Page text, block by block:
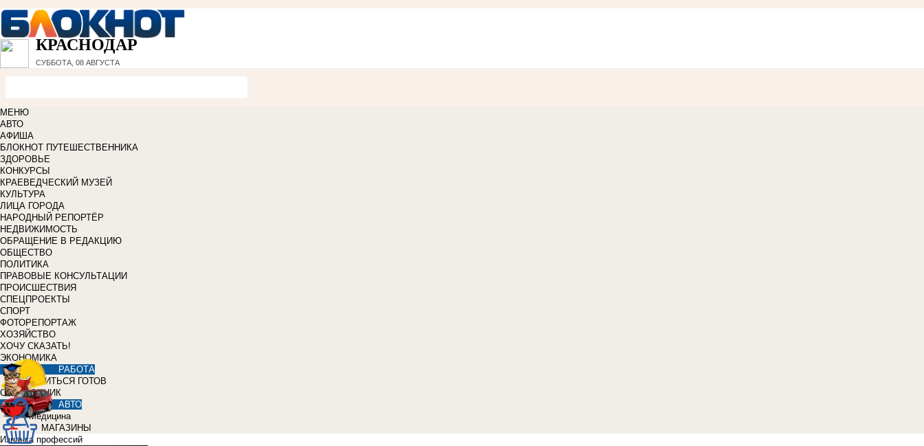
КРАСНОДАР
СУББОТА, 08 АВГУСТА
МЕНЮ
АВТО
АФИША
БЛОКНОТ ПУТЕШЕСТВЕННИКА
ЗДОРОВЬЕ
КОНКУРСЫ
КРАЕВЕДЧЕСКИЙ МУЗЕЙ
КУЛЬТУРА
ЛИЦА ГОРОДА
НАРОДНЫЙ РЕПОРТЁР
НЕДВИЖИМОСТЬ
ОБРАЩЕНИЕ В РЕДАКЦИЮ
ОБЩЕСТВО
ПОЛИТИКА
ПРАВОВЫЕ КОНСУЛЬТАЦИИ
ПРОИСШЕСТВИЯ
СПЕЦПРОЕКТЫ
СПОРТ
ФОТОРЕПОРТАЖ
ХОЗЯЙСТВО
ХОЧУ СКАЗАТЬ!
ЭКОНОМИКА
РАБОТА
УЧИТЬСЯ ГОТОВ
СПРАВОЧНИК
АВТО
Медицина
МАГАЗИНЫ
Изнанка профессий